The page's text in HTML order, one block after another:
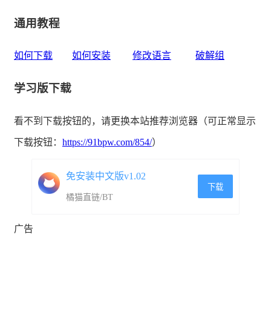
通用教程
如何下载 如何安装 修改语言 破解组
学习版下载
看不到下载按钮的，请更换本站推荐浏览器（可正常显示
下载按钮： https://91bpw.com/854/）
免安装中文版v1.02
橘猫直链/BT
下载
广告